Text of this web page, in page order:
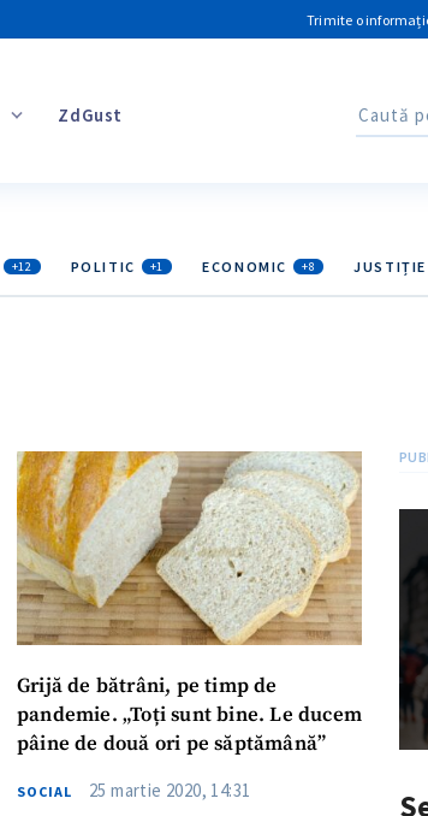
Trimite o
ZdGust
+12 POLITIC +1 ECONOMIC +8 JUSTIȚIE
Grijă de bătrâni, pe timp de
pandemie. „Toți sunt bine. Le ducem
pâine de două ori pe săptămână”
SOCIAL 25 martie 2020, 14:31